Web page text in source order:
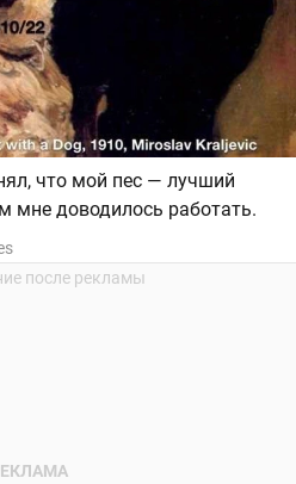
что мой пес — лучший
мне доводилось работать.